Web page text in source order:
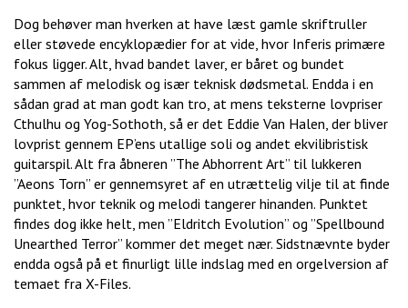
Dog behøver man hverken at have læst gamle skriftruller
eller støvede encyklopædier for at vide, hvor Inferis primære
fokus ligger. Alt, hvad bandet laver, er båret og bundet
sammen af melodisk og især teknisk dødsmetal. Endda i en
sådan grad at man godt kan tro, at mens teksterne lovpriser
Cthulhu og Yog-Sothoth, så er det Eddie Van Halen, der bliver
lovprist gennem EP’ens utallige soli og andet ekvilibristisk
guitarspil. Alt fra åbneren ”The Abhorrent Art” til lukkeren
”Aeons Torn” er gennemsyret af en utrættelig vilje til at finde
punktet, hvor teknik og melodi tangerer hinanden. Punktet
findes dog ikke helt, men ”Eldritch Evolution” og ”Spellbound
Unearthed Terror” kommer det meget nær. Sidstnævnte byder
endda også på et finurligt lille indslag med en orgelversion af
temaet fra X-Files.